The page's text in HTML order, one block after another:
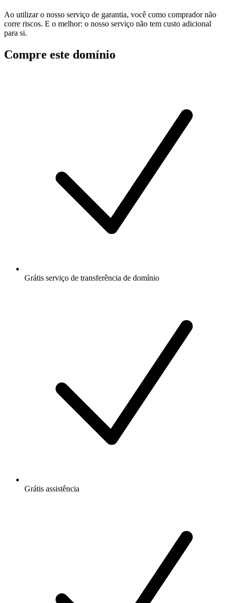
Ao utilizar o nosso serviço de garantia, você como comprador não
corre riscos. E o melhor: o nosso serviço não tem custo adicional
para si.
Compre este domínio
Grátis serviço de transferência de domínio
Grátis assistência